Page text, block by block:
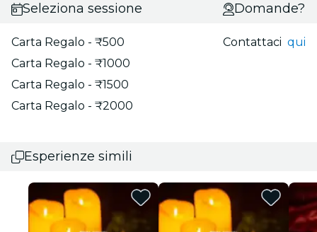
Seleziona sessione
Carta Regalo - ₹500
Carta Regalo - ₹1000
Carta Regalo - ₹1500
Carta Regalo - ₹2000
Domande?
Contattaci qui
Esperienze simili